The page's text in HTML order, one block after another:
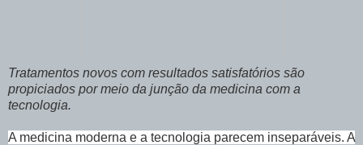
Tratamentos novos com resultados satisfatórios são
propiciados por meio da junção da medicina com a
tecnologia.
A medicina moderna e a tecnologia parecem inseparáveis. A